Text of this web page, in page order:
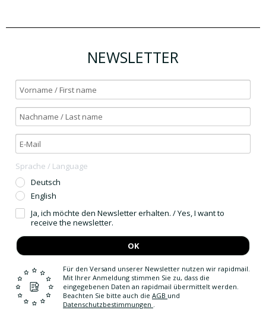
NEWSLETTER
Sprache / Language
Deutsch
English
Ja, ich möchte den Newsletter erhalten. / Yes, I want to
receive the newsletter.
OK
Für den Versand unserer Newsletter nutzen wir rapidmail.
Mit Ihrer Anmeldung stimmen Sie zu, dass die
eingegebenen Daten an rapidmail übermittelt werden.
Beachten Sie bitte auch die AGB und
Datenschutzbestimmungen .